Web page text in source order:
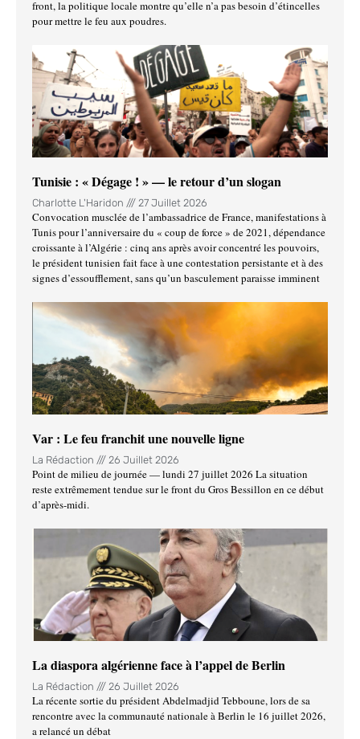
front, la politique locale montre qu’elle n’a pas besoin d’étincelles
pour mettre le feu aux poudres.
Tunisie : « Dégage ! » — le retour d’un slogan
Charlotte L'Haridon 27 Juillet 2026
Convocation musclée de l’ambassadrice de France, manifestations à
Tunis pour l’anniversaire du « coup de force » de 2021, dépendance
croissante à l’Algérie : cinq ans après avoir concentré les pouvoirs,
le président tunisien fait face à une contestation persistante et à des
signes d’essoufflement, sans qu’un basculement paraisse imminent
Var : Le feu franchit une nouvelle ligne
La Rédaction 26 Juillet 2026
Point de milieu de journée — lundi 27 juillet 2026 La situation
reste extrêmement tendue sur le front du Gros Bessillon en ce début
d’après-midi.
La diaspora algérienne face à l’appel de Berlin
La Rédaction 26 Juillet 2026
La récente sortie du président Abdelmadjid Tebboune, lors de sa
rencontre avec la communauté nationale à Berlin le 16 juillet 2026,
a relancé un débat